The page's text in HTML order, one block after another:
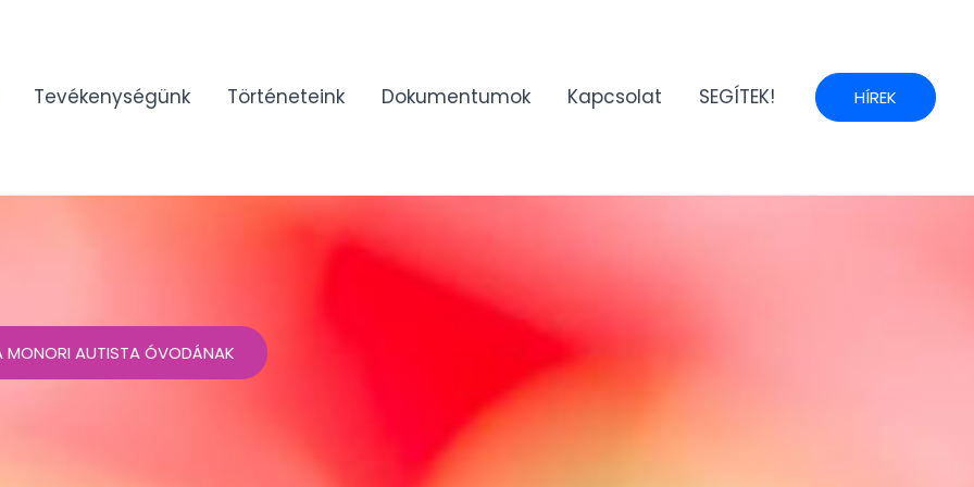
Tevékenységünk Történeteink Dokumentumok Kapcsolat SEGÍTEK! HÍREK
MONORI AUTISTA ÓVODÁNAK